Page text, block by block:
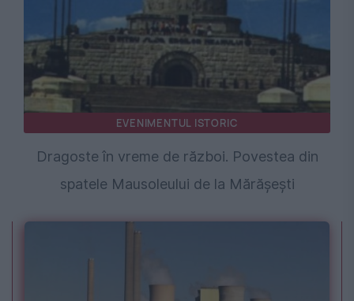
EVENIMENTUL ISTORIC
Dragoste în vreme de război. Povestea din
spatele Mausoleului de la Mărășești